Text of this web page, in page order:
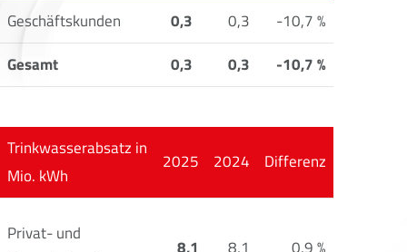
Geschäftskunden 0,3 0,3
-10,7 %
Gesamt
0,3 0,3 -10,7 %
Trinkwasserabsatz in
Mio. kWh
2025 2024 Differenz
Privat- und